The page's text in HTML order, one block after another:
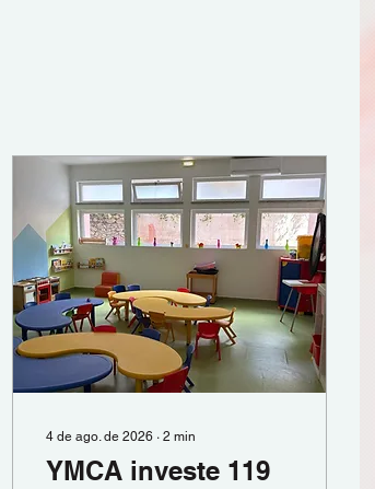
4 de ago. de 2026 ∙ 2 min
YMCA investe 119